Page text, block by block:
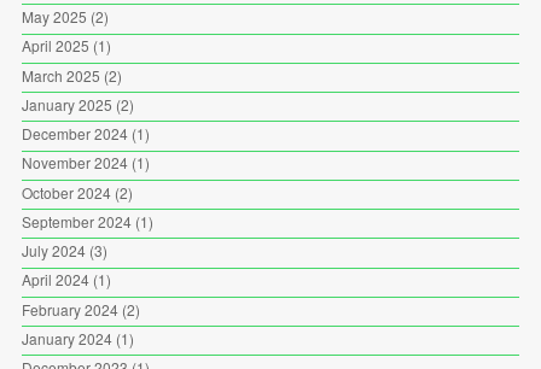
May 2025 (2)
April 2025 (1)
March 2025 (2)
January 2025 (2)
December 2024(1)
November 2024(1)
October 2024(2)
September 2024(1)
July 2024(3)
April 2024(1)
February 2024(2)
January 2024(1)